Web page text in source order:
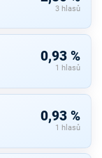
3 hlasů
0,93 %
1 hlasů
0,93 %
1 hlasů